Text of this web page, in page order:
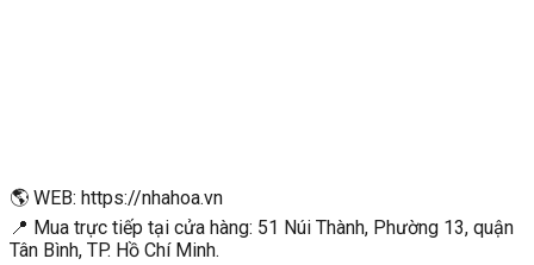
🌎 WEB: https://nhahoa.vn
📍 Mua trực tiếp tại cửa hàng: 51 Núi Thành, Phường 13, quận
Tân Bình, TP. Hồ Chí Minh.